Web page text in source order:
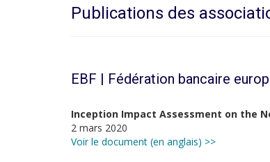
Publications des
EBF | Fédération bancaire
Inception Impact Assessment on the
2 mars 2020
Voir le document (en anglais) >>